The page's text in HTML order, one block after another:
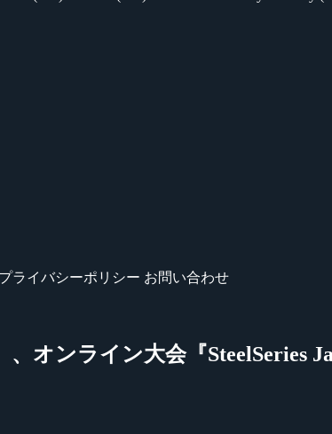
プライバシーポリシー お問い合わせ
オンライン大会『SteelSeries